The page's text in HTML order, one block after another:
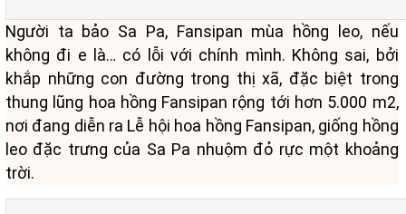
Người ta bảo Sa Pa, Fansipan mùa hồng leo, nếu
không đi e là… có lỗi với chính mình. Không sai, bởi
khắp những con đường trong thị xã, đặc biệt trong
thung lũng hoa hồng Fansipan rộng tới hơn 5.000 m2,
nơi đang diễn ra Lễ hội hoa hồng Fansipan, giống hồng
leo đặc trưng của Sa Pa nhuộm đỏ rực một khoảng
trời.